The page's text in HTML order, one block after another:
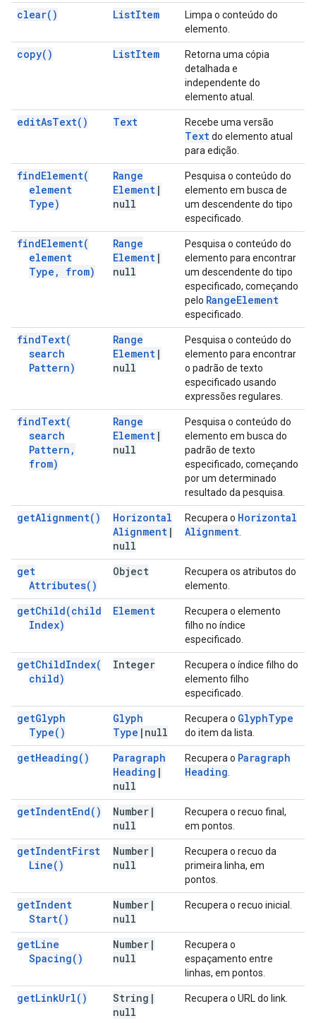
clear( ) ListItem
Limpa o conteúdo do
elemento.
copy( ) ListItem
Retorna uma cópia
detalhada e
independente do
elemento atual.
editAsText( ) Text Recebe uma versão
Textdo elemento atual
para edição.
findElement(
element
Type)
Range
Element |
null
Pesquisa o conteúdo do
elemento em busca de
um descendente do tipo
especificado.
findElement(
element
Type , from)
Range
Element |
null
Pesquisa o conteúdo do
elemento para encontrar
um descendente do tipo
especificado, começando
pelo RangeElement
especificado.
findText(
search
Pattern)
Range
Element |
null
Pesquisa o conteúdo do
elemento para encontrar
o padrão de texto
especificado usando
expressões regulares.
findText(
search
Pattern ,
from)
Range
Element |
null
Pesquisa o conteúdo do
elemento em busca do
padrão de texto
especificado, começando
por um determinado
resultado da pesquisa.
getAlignment( )
Horizontal
Alignment |
null
Recupera o Horizontal
Alignment
get
Attributes( )
Object
Recupera os atributos do
elemento.
getChild(child
Index)
Element
Recupera o elemento
filho no índice
especificado.
getChildIndex(
child)
Integer
Recupera o índice filho do
elemento filho
especificado.
getGlyph
Type( )
Glyph
Type | null
Recupera o GlyphType
do item da lista.
getHeading( )
Paragraph
Heading |
null
Recupera o Paragraph
Heading
getIndentEnd( ) Number |
null
Recupera o recuo final,
em pontos.
getIndentFirst
Line( )
Number |
null
Recupera o recuo da
primeira linha, em
pontos.
getIndent
Start( )
Number |
null
Recupera o recuo inicial.
getLine
Spacing( )
Number |
null
Recupera o
espaçamento entre
linhas, em pontos.
getLinkUrl( ) String |
null
Recupera o URL do link.